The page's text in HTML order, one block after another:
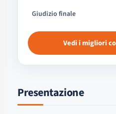
Giudizio finale
Vedi i migliori
Presentazione